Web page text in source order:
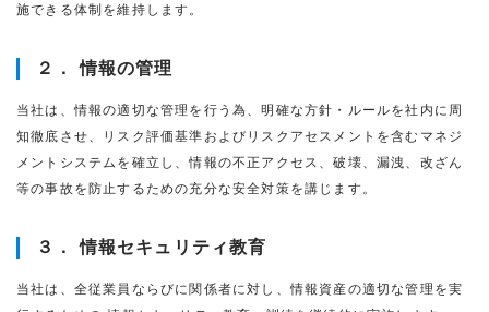
施できる体制を維持します。
２． 情報の管理
当社は、情報の適切な管理を行う為、明確な方針・ルールを社内に周
知徹底させ、リスク評価基準およびリスクアセスメントを含むマネジ
メントシステムを確立し、情報の不正アクセス、破壊、漏洩、改ざん
等の事故を防止するための充分な安全対策を講じます。
３． 情報セキュリティ教育
当社は、全従業員ならびに関係者に対し、情報資産の適切な管理を実